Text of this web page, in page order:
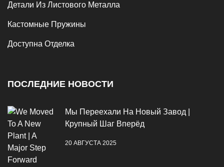
Детали Из Листового Металла
Кастомные Пружины
Доступна Отделка
ПОСЛЕДНИЕ НОВОСТИ
Мы Переехали На Новый Завод |
Крупный Шаг Вперёд
20 АВГУСТА 2025